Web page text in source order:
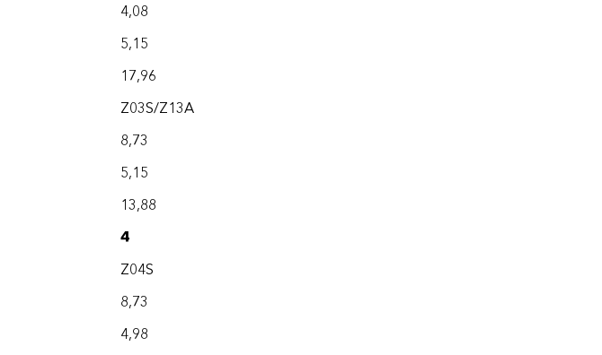
4,08
5,15
17,96
Z03S/Z13A
8,73
5,15
13,88
4
Z04S
8,73
4,98